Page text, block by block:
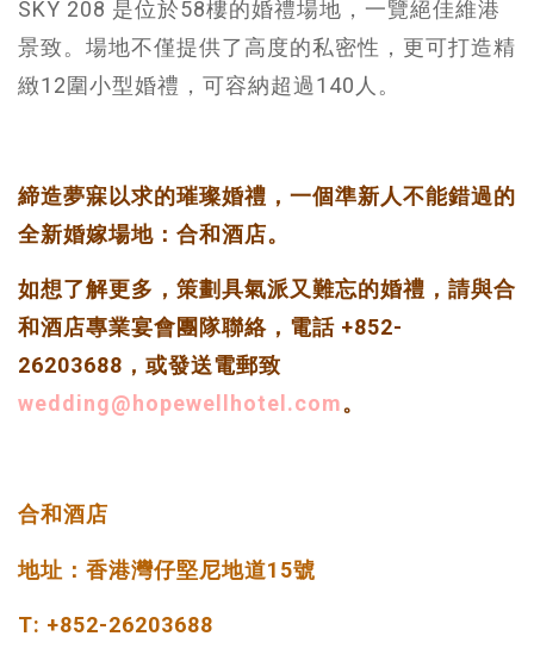
SKY 208 是位於58樓的婚禮場地，一覽絕佳維港
景致。場地不僅提供了高度的私密性，更可打造精
緻12圍小型婚禮，可容納超過140人。
締造夢寐以求的璀璨婚禮，一個準新人不能錯過的
全新婚嫁場地：合和酒店。
如想了解更多，策劃具氣派又難忘的婚禮，請與合
和酒店專業宴會團隊聯絡，電話 +852-
26203688，或發送電郵致
wedding@hopewellhotel.com。
合和酒店
地址：香港灣仔堅尼地道15號
T: +852-26203688